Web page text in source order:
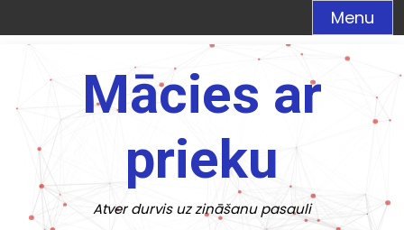
Menu
Mācies ar
prieku
Atver durvis uz zināšanu pasauli